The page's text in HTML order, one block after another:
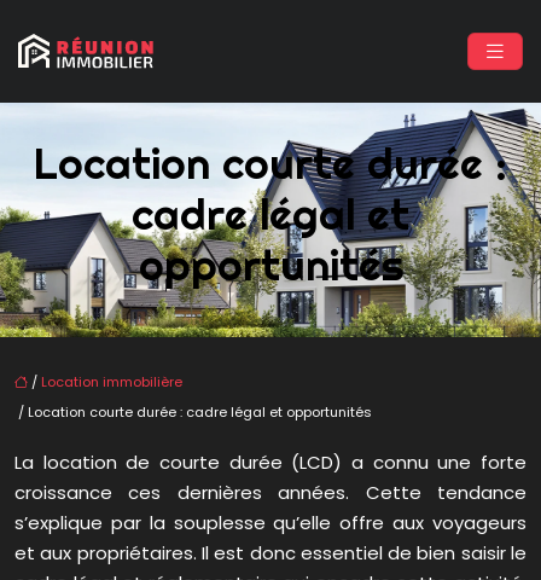
Location courte durée :
cadre légal et
opportunités
/ Location immobilière
/ Location courte durée : cadre légal et opportunités
La location de courte durée (LCD) a connu une forte
croissance ces dernières années. Cette tendance
s’explique par la souplesse qu’elle offre aux voyageurs
et aux propriétaires. Il est donc essentiel de bien saisir le